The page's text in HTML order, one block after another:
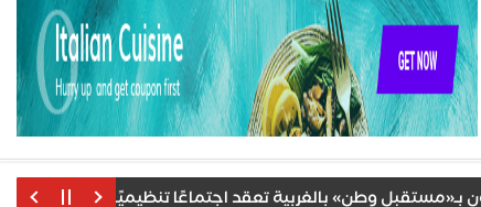
وطن» بالغربية تعقد اجتماعًا تنظيميًا لمناقشة خطة